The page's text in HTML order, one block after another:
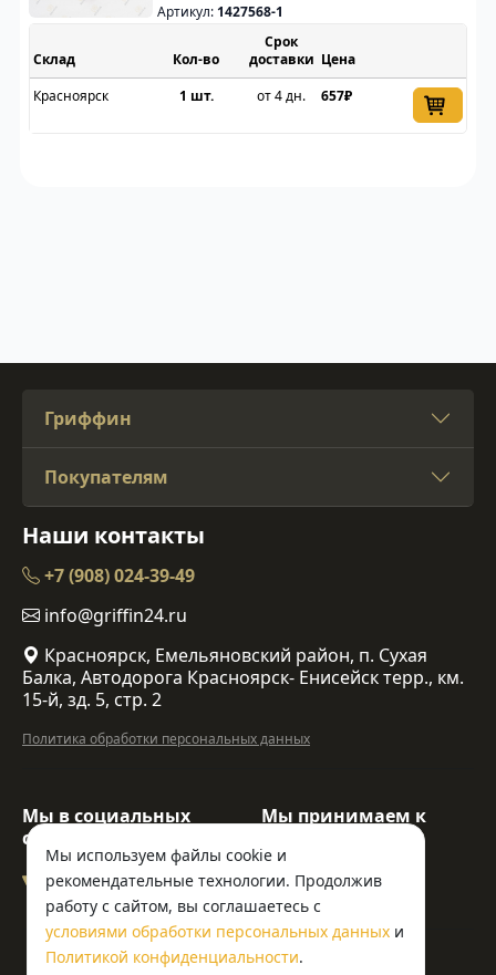
Артикул: 1427568-1
Склад
Срок
доставки Цена
Красноярск
1 шт. от 4 дн. 657₽
Мы используем файлы cookie и
рекомендательные технологии. Продолжив
работу с сайтом, вы соглашаетесь с
условиями обработки персональных данных и
Политикой конфиденциальности.
Гриффин
Покупателям
Наши контакты
+7 (908) 024-39-49
info@griffin24.ru
Красноярск, Емельяновский район, п. Сухая
Балка, Автодорога Красноярск- Енисейск терр., км.
15-й, зд. 5, стр. 2
Политика обработки персональных данных
Мы в социальных
сетях:
Мы принимаем к
© ООО «Гриффин»